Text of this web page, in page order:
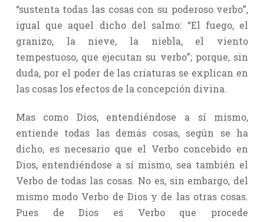
“sustenta todas las cosas con su poderoso verbo”,
igual que aquel dicho del salmo: “El fuego, el
granizo, la nieve, la niebla, el viento
tempestuoso, que ejecutan su verbo”; porque, sin
duda, por el poder de las criaturas se explican en
las cosas los efectos de la concepción divina.
Mas como Dios, entendiéndose a sí mismo,
entiende todas las demás cosas, según se ha
dicho, es necesario que el Verbo concebido en
Dios, entendiéndose a sí mismo, sea también el
Verbo de todas las cosas. No es, sin embargo, del
mismo modo Verbo de Dios y de las otras cosas.
Pues de Dios es Verbo que procede